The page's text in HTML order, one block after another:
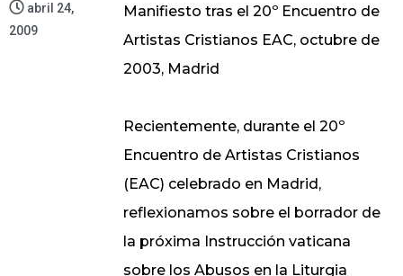
abril 24,
2009
Manifiesto tras el 20º Encuentro de
Artistas Cristianos EAC, octubre de
2003, Madrid
Recientemente, durante el 20º
Encuentro de Artistas Cristianos
(EAC) celebrado en Madrid,
reflexionamos sobre el borrador de
la próxima Instrucción vaticana
sobre los Abusos en la Liturgia